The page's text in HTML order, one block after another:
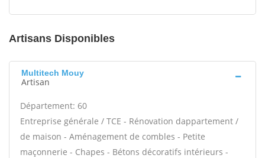
Artisans Disponibles
Multitech Mouy
Artisan
Département: 60
Entreprise générale / TCE - Rénovation dappartement /
de maison - Aménagement de combles - Petite
maçonnerie - Chapes - Bétons décoratifs intérieurs -